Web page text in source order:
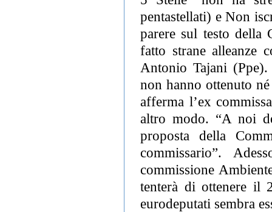
pentastellati) e Non
parere sul testo della
fatto strane alleanze
Antonio Tajani
non hanno ottenuto
afferma l’ex
altro modo. “A noi
proposta della
commissario”.
commissione
tenterà di ottenere il
eurodeputati sembra